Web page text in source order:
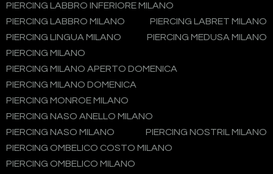
PIERCING LABBRO INFERIORE MILANO
PIERCING LABBRO MILANO
PIERCING LABRET MILANO
PIERCING LINGUA MILANO
PIERCING MEDUSA MILANO
PIERCING MILANO
PIERCING MILANO APERTO DOMENICA
PIERCING MILANO DOMENICA
PIERCING MONROE MILANO
PIERCING NASO ANELLO MILANO
PIERCING NASO MILANO
PIERCING NOSTRIL MILANO
PIERCING OMBELICO COSTO MILANO
PIERCING OMBELICO MILANO